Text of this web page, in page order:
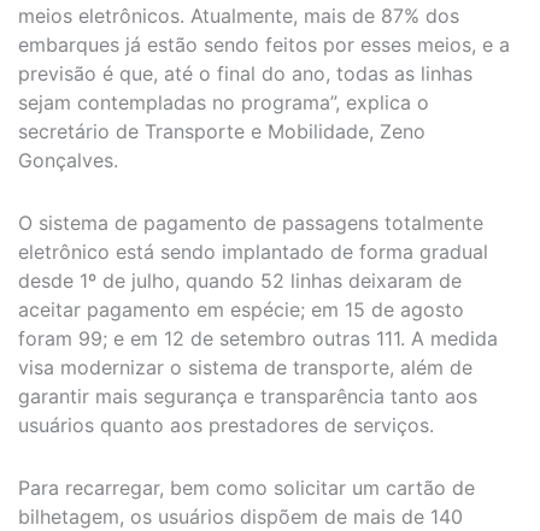
meios eletrônicos. Atualmente, mais de 87% dos
embarques já estão sendo feitos por esses meios, e a
previsão é que, até o final do ano, todas as linhas
sejam contempladas no programa”, explica o
secretário de Transporte e Mobilidade, Zeno
Gonçalves.
O sistema de pagamento de passagens totalmente
eletrônico está sendo implantado de forma gradual
desde 1º de julho, quando 52 linhas deixaram de
aceitar pagamento em espécie; em 15 de agosto
foram 99; e em 12 de setembro outras 111. A medida
visa modernizar o sistema de transporte, além de
garantir mais segurança e transparência tanto aos
usuários quanto aos prestadores de serviços.
Para recarregar, bem como solicitar um cartão de
bilhetagem, os usuários dispõem de mais de 140